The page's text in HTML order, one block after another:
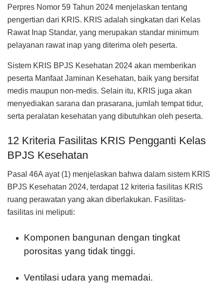
Perpres Nomor 59 Tahun 2024 menjelaskan tentang
pengertian dari KRIS. KRIS adalah singkatan dari Kelas
Rawat Inap Standar, yang merupakan standar minimum
pelayanan rawat inap yang diterima oleh peserta.
Sistem KRIS BPJS Kesehatan 2024 akan memberikan
peserta Manfaat Jaminan Kesehatan, baik yang bersifat
medis maupun non-medis. Selain itu, KRIS juga akan
menyediakan sarana dan prasarana, jumlah tempat tidur,
serta peralatan kesehatan yang dibutuhkan oleh peserta.
12 Kriteria Fasilitas KRIS Pengganti Kelas
BPJS Kesehatan
Pasal 46A ayat (1) menjelaskan bahwa dalam sistem KRIS
BPJS Kesehatan 2024, terdapat 12 kriteria fasilitas KRIS
ruang perawatan yang akan diberlakukan. Fasilitas-
fasilitas ini meliputi:
Komponen bangunan dengan tingkat
porositas yang tidak tinggi.
Ventilasi udara yang memadai.